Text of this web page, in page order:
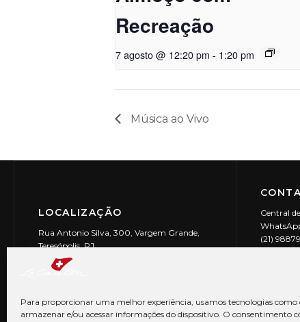
Para proporcionar uma melhor experiência, usamos tecnologias como
armazenar e/ou acessar informações do dispositivo. O consentimento
Recreação
7 agosto @ 12:20 pm - 1:20 pm
Música ao Vivo
LOCALIZAÇÃO
Rua Antonio Silva, 300, Vargem Grande,
Teresópolis, RJ
CEP: 25990-150
Central
(21)